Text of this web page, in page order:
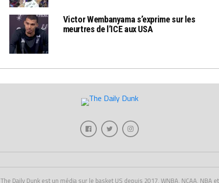
Victor Wembanyama s’exprime sur les
meurtres de l’ICE aux USA
The Daily Dunk est un média sur le basket US depuis 2017, WNBA, NCAA, NBA et